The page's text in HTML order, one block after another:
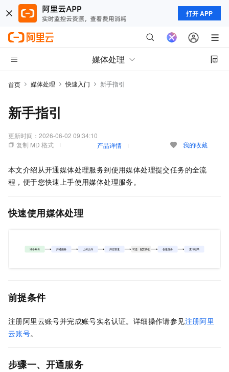
打开 APP
媒体处理
首页 媒体处理 快速入门 新手指引
新手指引
更新时间： 2026-06-02 09:34:10
复制 MD 格式
产品详情 我的收藏
本文介绍从开通媒体处理服务到使用媒体处理提交任务的全流
程，便于您快速上手使用媒体处理服务。
快速使用媒体处理
前提条件
注册阿里云账号并完成账号实名认证。详细操作请参见注册阿里
云账号。
步骤一、开通服务